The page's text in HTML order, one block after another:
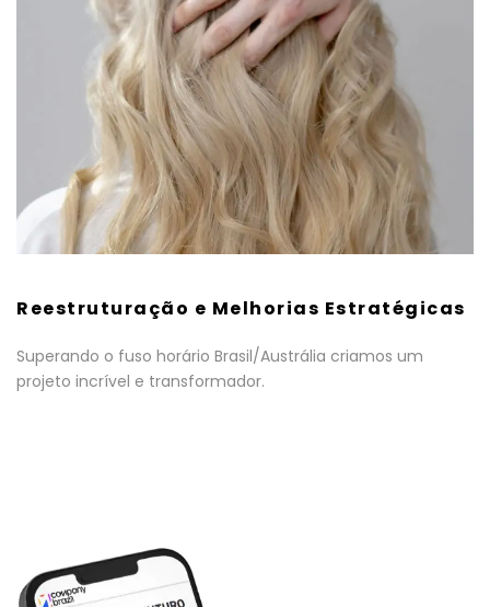
Reestruturação e Melhorias Estratégicas
Superando o fuso horário Brasil/Austrália criamos um
projeto incrível e transformador.